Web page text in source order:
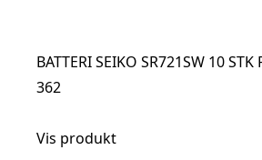
BATTERI SEIKO SR721SW 10 STK
362
Vis produkt